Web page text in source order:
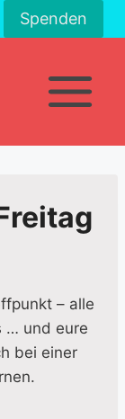
Spenden
– alle
… und eure
bei einer